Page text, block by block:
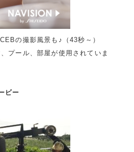
の撮影風景も♪（43秒～）
プール、部屋が使用されていま
ビー